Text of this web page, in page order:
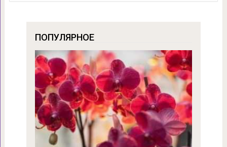
ПОПУЛЯРНОЕ